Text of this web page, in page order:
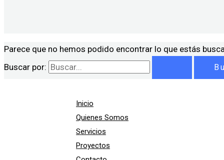
Parece que no hemos podido encontrar lo que estás
Buscar por:
Inicio
Quienes Somos
Servicios
Proyectos